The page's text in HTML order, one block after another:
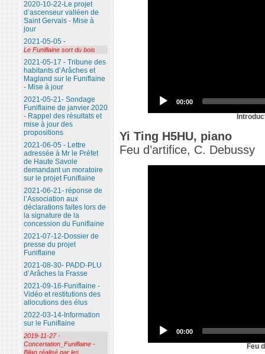
00:00
Yi Ting H5HU, piano
Feu d’artifice, C. Debussy
00:00
Feu
2020-10-22-Le projet
d’ascenseur valléen de
Saint Gervais - Mise à
jour
2021-05-05 -
Le Funiflaine sort du bois
2021-05-17 - Tribune des
habitants d’Arâches et
Magland sur le Funiflaine
- Mise à jour
2021-05-21- Sondage
Funiflaine de janvier 2020
- Rappel des résultats et
mise à jour des
propositions
2021-06-05 - Lettre
adressée à Mr le Préfet
de Haute Savoie
demandant un moratoire
sur le projet Funiflaine
2021-06-21- réponse de
l’Association aux
déclarations faites lors de
la signature de la
concession du Funiflaine
2021-07-12-Dossier de
presse du projet
Funiflaine
2021-08-30- PADD-PLU
d’Arâches la Frasse
2021-09-16-Funiflaine -
Vidéo et restitutions des
allocutions des élus
2022-03-14-Information
sur le Funiflaine
2019-11-27 -
Concertation_Funiflaine -
Bilan réalisé par les